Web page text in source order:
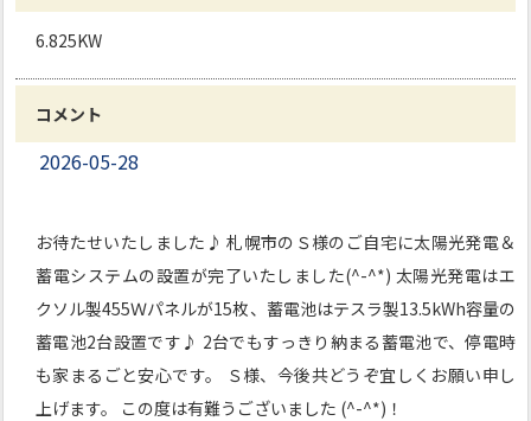
6.825KW
コメント
2026-05-28
お待たせいたしました♪ 札幌市のＳ様のご自宅に太陽光発電＆
蓄電システムの設置が完了いたしました(^-^*) 太陽光発電はエ
クソル製455Ｗパネルが15枚、蓄電池はテスラ製13.5kWh容量の
蓄電池2台設置です♪ 2台でもすっきり納まる蓄電池で、停電時
も家まるごと安心です。 Ｓ様、今後共どうぞ宜しくお願い申し
上げます。 この度は有難うございました (^-^*)！